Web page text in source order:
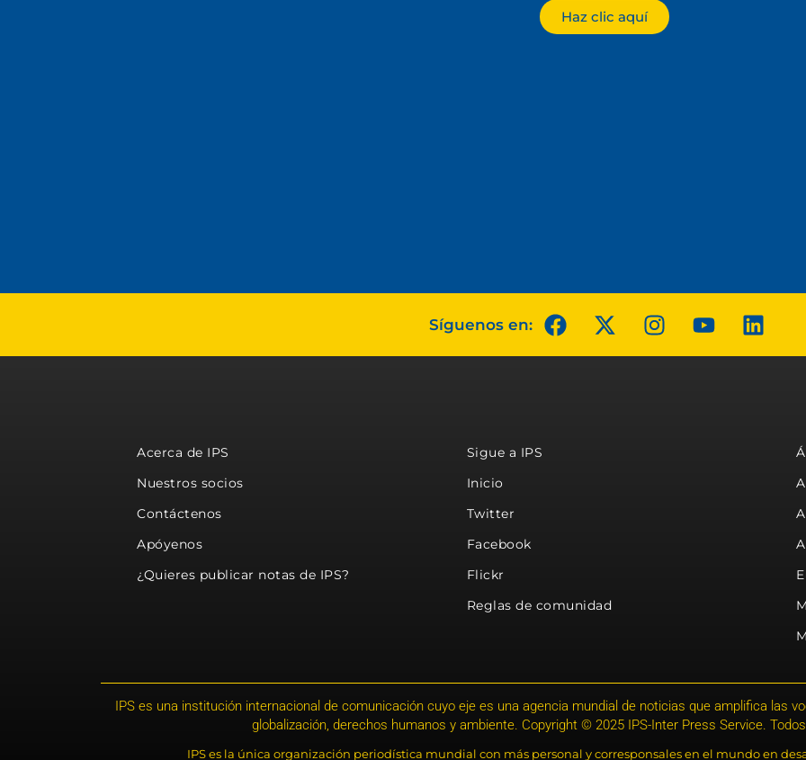
Haz clic aquí
Síguenos en:
Acerca de IPS
Nuestros socios
Contáctenos
Apóyenos
¿Quieres publicar notas de IPS?
Sigue a IPS
Inicio
Twitter
Facebook
Flickr
Reglas de comunidad
IPS es una institución internacional de comunicación cuyo eje es una agencia mundial de noticias que amplifica las
globalización, derechos humanos y ambiente. Copyright © 2025 IPS-Inter Press Service.
IPS es la única organización periodística mundial con más personal y corresponsales en el mundo en